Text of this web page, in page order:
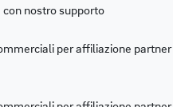
nostro supporto
per affiliazione partner